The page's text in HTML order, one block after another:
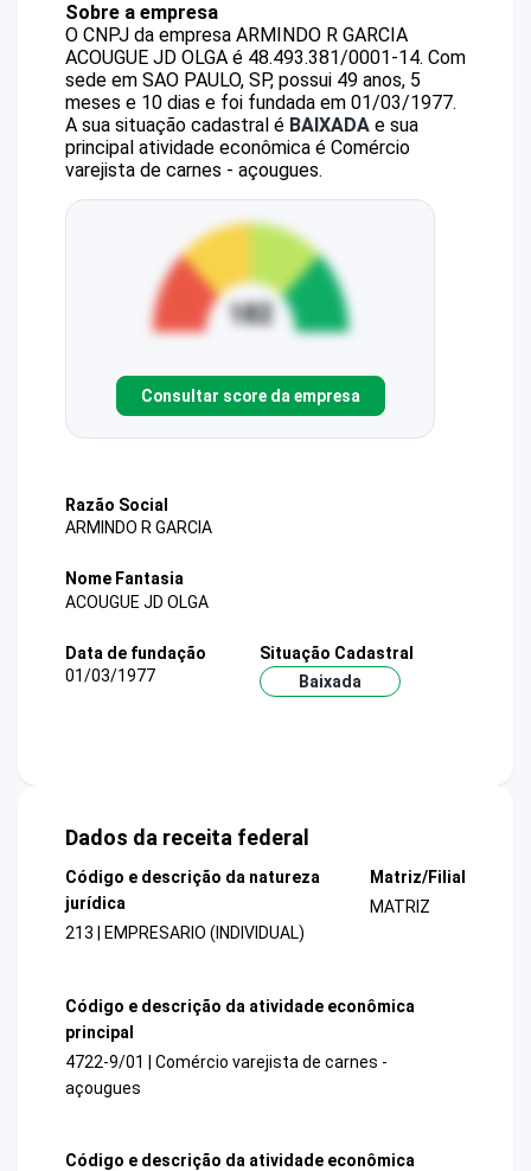
Sobre a empresa
O CNPJ da empresa ARMINDO R GARCIA
ACOUGUE JD OLGA é 48.493.381/0001-14. Com
sede em SAO PAULO, SP, possui 49 anos, 5
meses e 10 dias e foi fundada em 01/03/1977.
A sua situação cadastral é BAIXADA e sua
principal atividade econômica é Comércio
varejista de carnes - açougues.
Consultar score da empresa
Razão Social
ARMINDO R GARCIA
Nome Fantasia
ACOUGUE JD OLGA
Data de fundação
01/03/1977
Situação Cadastral
Baixada
Dados da receita federal
Código e descrição da natureza
jurídica
213 | EMPRESARIO (INDIVIDUAL)
Matriz/Filial
MATRIZ
Código e descrição da atividade econômica
principal
4722-9/01 | Comércio varejista de carnes -
açougues
Código e descrição da atividade econômica